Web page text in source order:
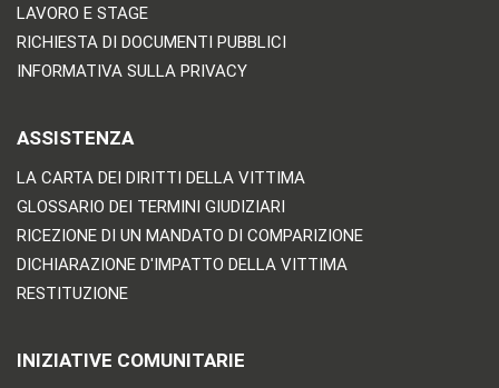
LAVORO E STAGE
RICHIESTA DI DOCUMENTI PUBBLICI
INFORMATIVA SULLA PRIVACY
ASSISTENZA
LA CARTA DEI DIRITTI DELLA VITTIMA
GLOSSARIO DEI TERMINI GIUDIZIARI
RICEZIONE DI UN MANDATO DI COMPARIZIONE
DICHIARAZIONE D'IMPATTO DELLA VITTIMA
RESTITUZIONE
INIZIATIVE COMUNITARIE